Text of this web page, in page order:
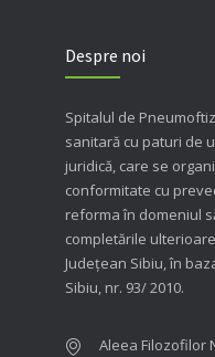
Despre noi
Spitalul de
sanitară cu paturi de
juridică, care se
conformitate cu
reforma în domeniul
completările
Judeţean Sibiu, în
Sibiu, nr. 93/ 2010.
Aleea Filozofilor